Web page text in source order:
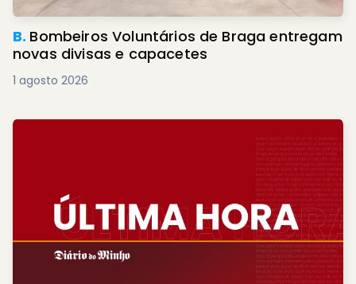
B. Bombeiros Voluntários de Braga entregam
novas divisas e capacetes
1 agosto 2026